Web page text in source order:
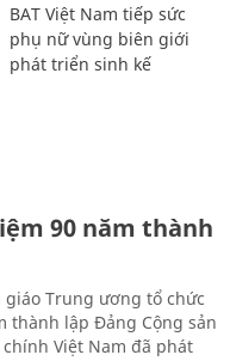
BAT Việt Nam tiếp sức
phụ nữ vùng biên giới
phát triển sinh kế
90 năm thành
giáo Trung ương tổ chức
thành lập Đảng Cộng sản
Việt Nam đã phát